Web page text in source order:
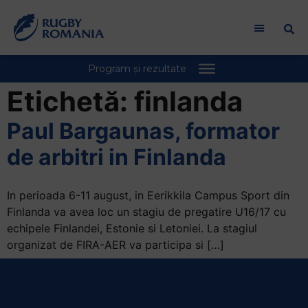
in
Accessibility
screen
reader.
To
start
All
in
Accessibility
screen
Etichetă: finlanda
Paul Bargaunas, formator
de arbitri in Finlanda
In perioada 6-11 august, in Eerikkila Campus Sport din
Finlanda va avea loc un stagiu de pregatire U16/17 cu
echipele Finlandei, Estonie si Letoniei. La stagiul
organizat de FIRA-AER va participa si […]